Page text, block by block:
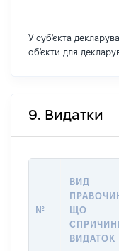
У суб'єкта
об'єкти для
9. Видатки
№
ВИД
ЩО
ВИДАТОК